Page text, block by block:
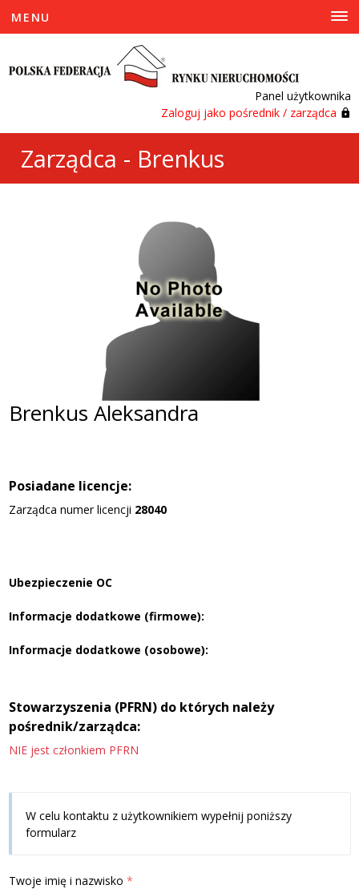
Panel użytkownika
Zaloguj jako pośrednik / zarządca
MENU
Zarządca - Brenkus
Brenkus Aleksandra
Posiadane licencje:
Zarządca numer licencji 28040
Ubezpieczenie OC
Informacje dodatkowe (firmowe):
Informacje dodatkowe (osobowe):
Stowarzyszenia (PFRN) do których należy
pośrednik/zarządca:
NIE jest członkiem PFRN
W celu kontaktu z użytkownikiem wypełnij poniższy
formularz
Twoje imię i nazwisko